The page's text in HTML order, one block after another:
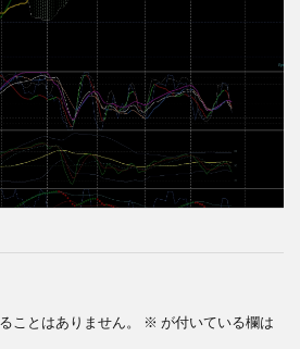
ことはありません。 ※ が付いている欄は